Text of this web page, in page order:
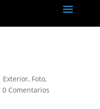
Exterior, Foto,
0 Comentarios